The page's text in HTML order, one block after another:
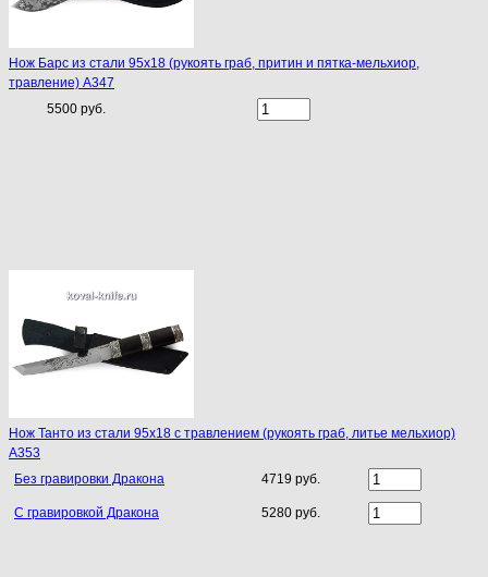
Нож Барс из стали 95х18 (рукоять граб, притин и пятка-мельхиор,
травление) A347
5500 руб.
Нож Танто из стали 95х18 с травлением (рукоять граб, литье мельхиор)
A353
Без гравировки Дракона
4719 руб.
С гравировкой Дракона 5280 руб.